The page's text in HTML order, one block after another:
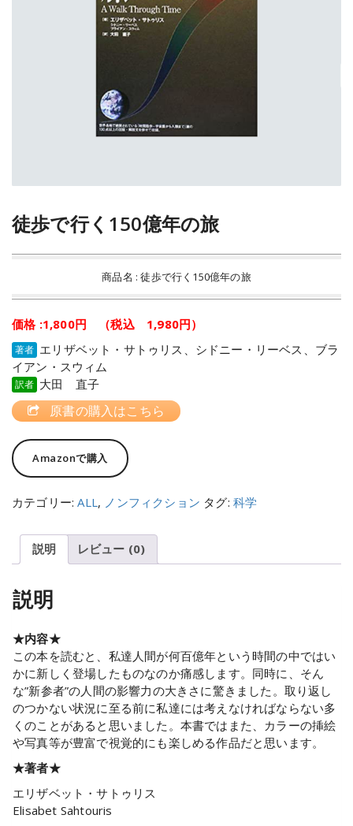
徒歩で行く150億年の旅
商品名 : 徒歩で行く150億年の旅
価格 :1,800円 （税込 1,980円）
著者 エリザベット・サトゥリス、シドニー・リーベス、ブラ
イアン・スウィム
訳者 大田 直子
原書の購入はこちら
Amazonで購入
カテゴリー:ALL , ノンフィクション タグ:科学
説明 レビュー (0)
説明
★内容★
この本を読むと、私達人間が何百億年という時間の中ではい
かに新しく登場したものなのか痛感します。同時に、そん
な”新参者”の人間の影響力の大きさに驚きました。取り返し
のつかない状況に至る前に私達には考えなければならない多
くのことがあると思いました。本書ではまた、カラーの挿絵
や写真等が豊富で視覚的にも楽しめる作品だと思います。
★著者★
エリザベット・サトゥリス
Elisabet Sahtouris